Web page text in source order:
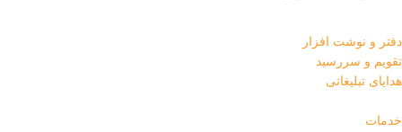
دفتر و نوشت افزار
تقویم و سررسید
هدایای تبلیغاتی
خدمات